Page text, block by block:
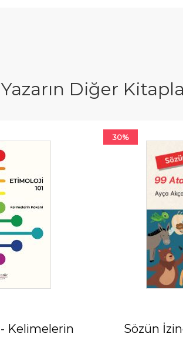
Yazarın Diğer
Kelimelerin
30%
Sözün